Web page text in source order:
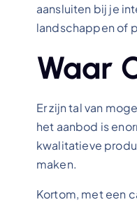
aansluiten bij je
landschappen of
Waar
Er zijn tal van
het aanbod is
kwalitatieve
maken.
Kortom, met een